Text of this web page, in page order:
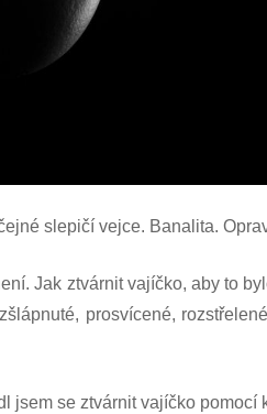
slepičí vejce. Banalita.
Jak ztvárnit vajíčko, aby to
prosvícené,
se ztvárnit vajíčko